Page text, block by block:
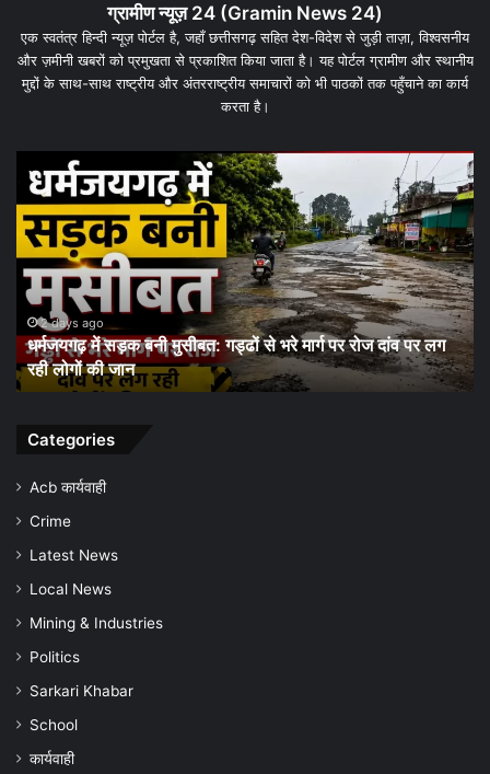
ग्रामीण न्यूज़ 24 (Gramin News 24)
एक स्वतंत्र हिन्दी न्यूज़ पोर्टल है, जहाँ छत्तीसगढ़ सहित देश-विदेश से जुड़ी ताज़ा, विश्वसनीय
और ज़मीनी खबरों को प्रमुखता से प्रकाशित किया जाता है। यह पोर्टल ग्रामीण और स्थानीय
मुद्दों के साथ-साथ राष्ट्रीय और अंतरराष्ट्रीय समाचारों को भी पाठकों तक पहुँचाने का कार्य
करता है।
रोज दांव पर लग
धरमजयगढ़
में
मलेरिया
अलर्ट:
स्वास्थ्य
विभाग
ने
किया
जन-
जागरूकता
3 days ago
धरमजयगढ़ में मलेरिया अलर्ट: स्वास्थ्य विभाग ने शुरू
जागरूकता अभियान, समय पर जांच और बचाव की
Categories
Acb कार्यवाही
Crime
Latest News
Local News
Mining & Industries
Politics
Sarkari Khabar
School
कार्यवाही